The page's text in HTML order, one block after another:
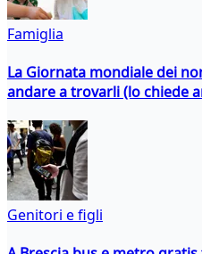
Famiglia
La Giornata mondiale dei
andare a trovarli (lo chiede
Genitori e figli